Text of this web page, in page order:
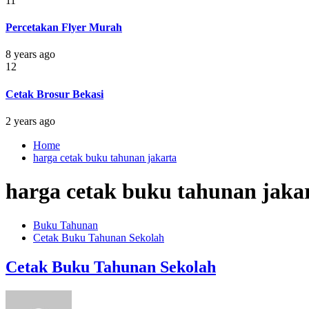
Percetakan Flyer Murah
8 years ago
12
Cetak Brosur Bekasi
2 years ago
Home
harga cetak buku tahunan jakarta
harga cetak buku tahunan
Buku Tahunan
Cetak Buku Tahunan Sekolah
Cetak Buku Tahunan Sekolah